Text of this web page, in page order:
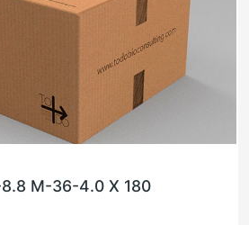
8.8 M-36-4.0 X 180